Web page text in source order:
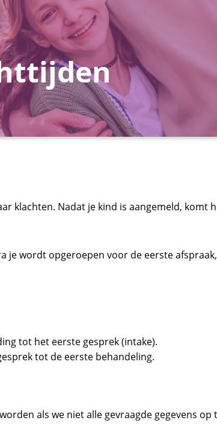
klachten. Nadat je kind is aangemeld, komt
je wordt opgeroepen voor de eerste
tot het eerste gesprek (intake).
tot de eerste behandeling.
als we niet alle gevraagde gegevens op